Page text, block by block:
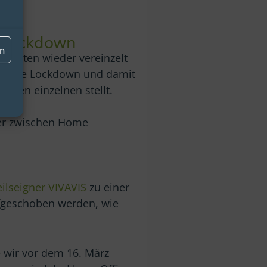
wieder vereinzelt
Lockdown und damit
einzelnen stellt.
zwischen Home
VIVAVIS zu einer
werden, wie
vor dem 16. März